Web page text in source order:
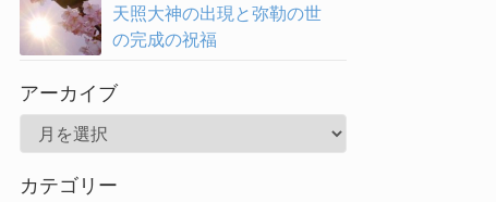
天照大神の出現と弥勒の世
の完成の祝福
アーカイブ
ー
カ
カテゴリー